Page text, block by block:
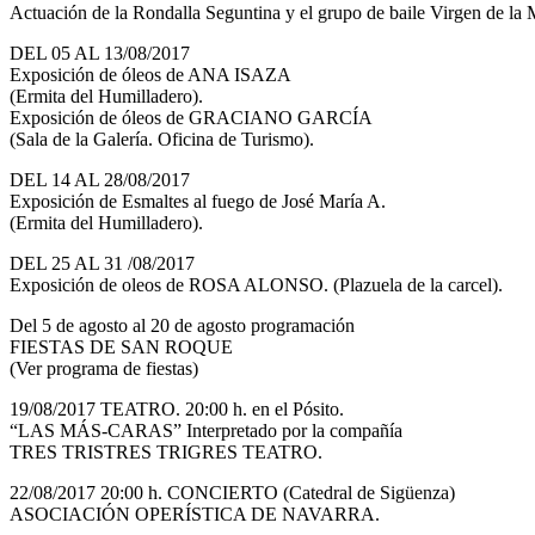
Actuación de la Rondalla Seguntina y el grupo de baile Virgen de la
DEL 05 AL 13/08/2017
Exposición de óleos de ANA ISAZA
(Ermita del Humilladero).
Exposición de óleos de GRACIANO GARCÍA
(Sala de la Galería. Oficina de Turismo).
DEL 14 AL 28/08/2017
Exposición de Esmaltes al fuego de José María A.
(Ermita del Humilladero).
DEL 25 AL 31 /08/2017
Exposición de oleos de ROSA ALONSO. (Plazuela de la carcel).
Del 5 de agosto al 20 de agosto programación
FIESTAS DE SAN ROQUE
(Ver programa de fiestas)
19/08/2017 TEATRO. 20:00 h. en el Pósito.
“LAS MÁS-CARAS” Interpretado por la compañía
TRES TRISTRES TRIGRES TEATRO.
22/08/2017 20:00 h. CONCIERTO (Catedral de Sigüenza)
ASOCIACIÓN OPERÍSTICA DE NAVARRA.